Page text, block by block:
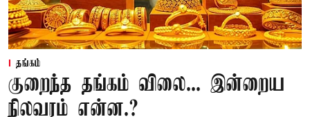
தங்கம்
குறைந்த தங்கம் விலை... இன்றைய
நிலவரம் என்ன.?